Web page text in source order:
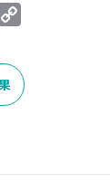
y
k